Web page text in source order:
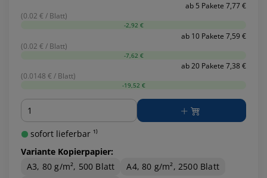
ab 5 Pakete 7,77 €
(0.02 € / Blatt)
-2,92 €
ab 10 Pakete 7,59 €
(0.02 € / Blatt)
-7,62 €
ab 20 Pakete 7,38 €
(0.0148 € / Blatt)
-19,52 €
Menge
sofort lieferbar ¹⁾
Variante Kopierpapier:
A3, 80 g/m², 500 Blatt
A4, 80 g/m², 2500 Blatt